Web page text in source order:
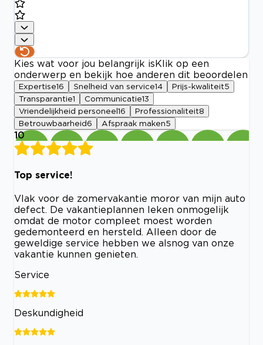
Kies wat voor jou belangrijk is Klik op een
onderwerp en bekijk hoe anderen dit beoordelen
Expertise16 Snelheid van service14 Prijs-kwaliteit5
Transparantie1 Communicatie13
Vriendelijkheid personeel 16 Professionaliteit8
Betrouwbaarheid 6 Afspraak maken5
10
Top service!
Vlak voor de zomervakantie moror van mijn auto
defect. De vakantieplannen leken onmogelijk
omdat de motor compleet moest worden
gedemonteerd en hersteld. Alleen door de
geweldige service hebben we alsnog van onze
vakantie kunnen genieten.
Service
Deskundigheid